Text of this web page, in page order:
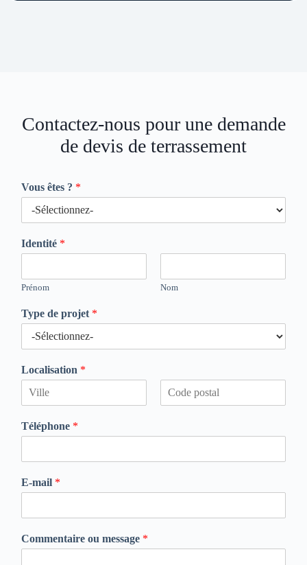
Contactez-nous pour une demande
de devis de terrassement
Vous êtes ? *
Identité *
Prénom Nom
Type de projet *
Localisation *
r
é
m
Téléphone *
E-mail *
Commentaire ou message *